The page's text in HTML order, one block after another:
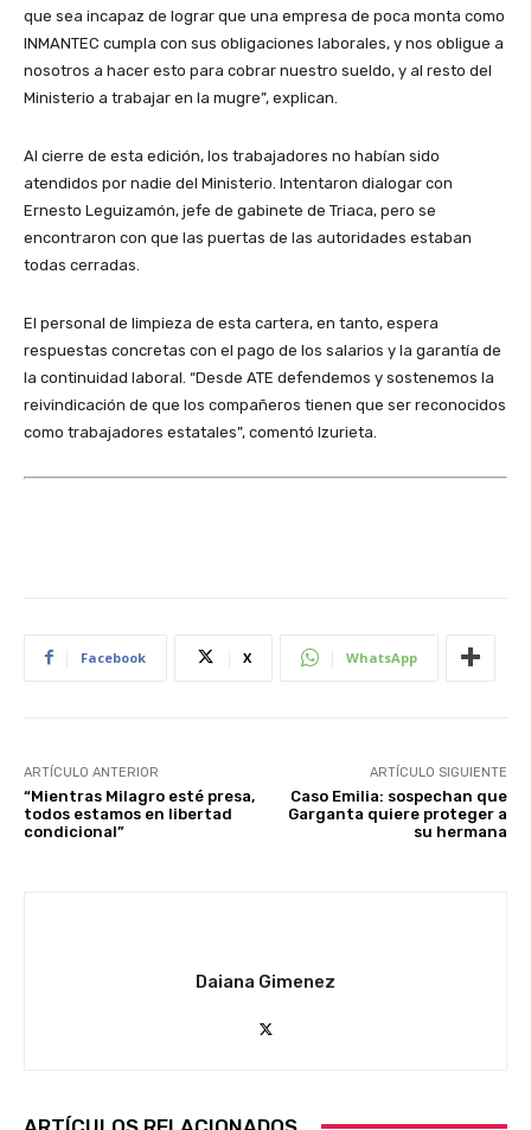
que sea incapaz de lograr que una empresa de poca monta como
INMANTEC cumpla con sus obligaciones laborales, y nos obligue a
nosotros a hacer esto para cobrar nuestro sueldo, y al resto del
Ministerio a trabajar en la mugre”, explican.
Al cierre de esta edición, los trabajadores no habían sido
atendidos por nadie del Ministerio. Intentaron dialogar con
Ernesto Leguizamón, jefe de gabinete de Triaca, pero se
encontraron con que las puertas de las autoridades estaban
todas cerradas.
El personal de limpieza de esta cartera, en tanto, espera
respuestas concretas con el pago de los salarios y la garantía de
la continuidad laboral. “Desde ATE defendemos y sostenemos la
reivindicación de que los compañeros tienen que ser reconocidos
como trabajadores estatales”, comentó Izurieta.
Facebook X WhatsApp
ARTÍCULO ANTERIOR
“Mientras Milagro esté presa,
todos estamos en libertad
condicional”
ARTÍCULO SIGUIENTE
Caso Emilia: sospechan que
Garganta quiere proteger a
su hermana
Daiana Gimenez